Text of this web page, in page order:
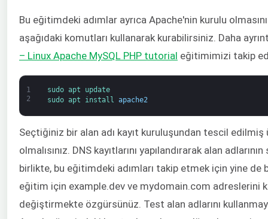
Bu eğitimdeki adımlar ayrıca Apache'nin kurulu
aşağıdaki komutları kullanarak kurabilirsiniz. Daha
– Linux Apache MySQL PHP tutorial eğitimimizi takip
1
2
sudo apt
update
sudo apt install apache2
Seçtiğiniz bir alan adı kayıt kuruluşundan tescil
olmalısınız. DNS kayıtlarını yapılandırarak alan
birlikte, bu eğitimdeki adımları takip etmek için yine de
eğitim için example.dev ve mydomain.com adreslerini
değiştirmekte özgürsünüz. Test alan adlarını